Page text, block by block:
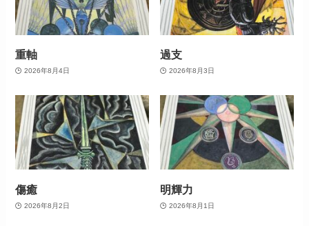
重軸
2026年8月4日
過支
2026年8月3日
傷癒
2026年8月2日
明輝力
2026年8月1日